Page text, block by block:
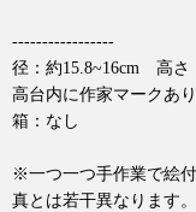
-----------------
径：約15.8~16cm 高さ
高台内に作家マークあり
箱：なし
※一つ一つ手作業で絵
真とは若干異なります